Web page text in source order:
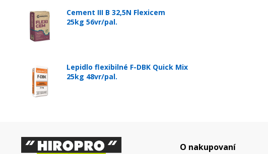
Cement III B 32,5N Flexicem
25kg 56vr/pal.
Lepidlo flexibilné F-DBK Quick Mix
25kg 48vr/pal.
O nakupovaní